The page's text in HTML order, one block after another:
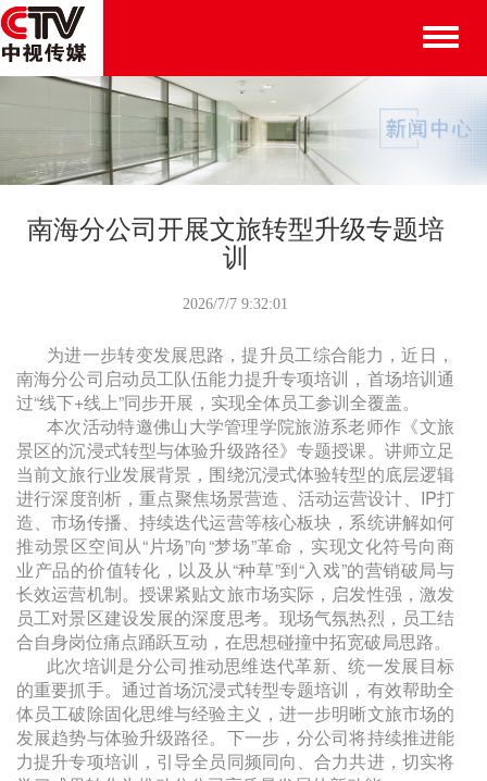
Toggle
南海分公司开展文旅转型升级专题培
训
2026/7/7 9:32:01
为进一步转变发展思路，提升员工综合能力，近日，
南海分公司启动员工队伍能力提升专项培训，首场培训通
过“线下+线上”同步开展，实现全体员工参训全覆盖。
本次活动特邀佛山大学管理学院旅游系老师作《文旅
景区的沉浸式转型与体验升级路径》专题授课。讲师立足
当前文旅行业发展背景，围绕沉浸式体验转型的底层逻辑
进行深度剖析，重点聚焦场景营造、活动运营设计、IP打
造、市场传播、持续迭代运营等核心板块，系统讲解如何
推动景区空间从“片场”向“梦场”革命，实现文化符号向商
业产品的价值转化，以及从“种草”到“入戏”的营销破局与
长效运营机制。授课紧贴文旅市场实际，启发性强，激发
员工对景区建设发展的深度思考。现场气氛热烈，员工结
合自身岗位痛点踊跃互动，在思想碰撞中拓宽破局思路。
此次培训是分公司推动思维迭代革新、统一发展目标
的重要抓手。通过首场沉浸式转型专题培训，有效帮助全
体员工破除固化思维与经验主义，进一步明晰文旅市场的
发展趋势与体验升级路径。下一步，分公司将持续推进能
力提升专项培训，引导全员同频同向、合力共进，切实将